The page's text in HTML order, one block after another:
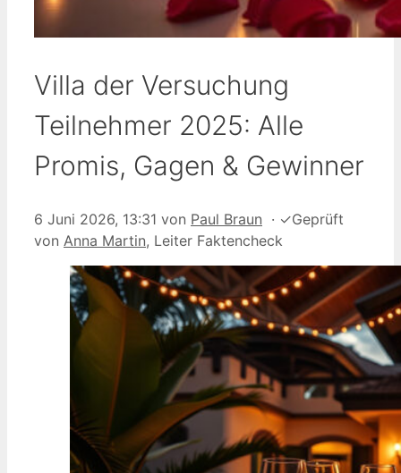
Villa der Versuchung
Teilnehmer 2025: Alle
Promis, Gagen & Gewinner
6 Juni 2026, 13:31 von Paul Braun · ✓Geprüft
von Anna Martin, Leiter Faktencheck